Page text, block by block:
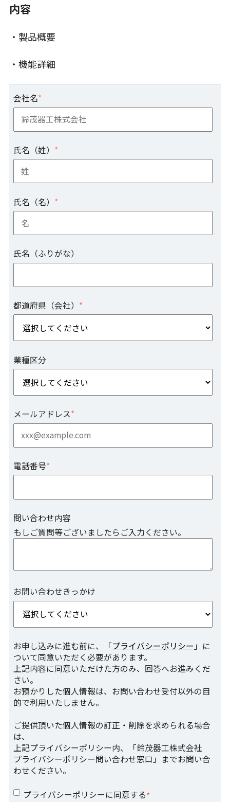
内容
・製品概要
・機能詳細
会社名*
氏名（姓） *
氏名（名） *
氏名（ふりがな）
都道府県（会社） *
業種区分
メールアドレス*
電話番号*
問い合わせ内容
もしご質問等ございましたらご入力ください。
お問い合わせきっかけ
お申し込みに進む前に、「プライバシーポリシー 」に
ついて同意いただく必要があります。
上記内容に同意いただけた方のみ、回答へお進みくだ
さい。
お預かりした個人情報は、お問い合わせ受付以外の目
的で利用いたしません。
ご提供頂いた個人情報の訂正・削除を求められる場合
は、
上記プライバシーポリシー内、「鈴茂器工株式会社
プライバシーポリシー問い合わせ窓口」までお問い合
わせください。
プライバシーポリシーに同意する*